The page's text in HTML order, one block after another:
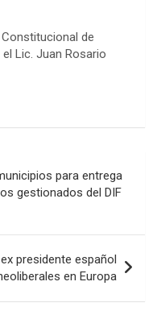
de
Lic. Juan Rosario
para entrega
gestionados del DIF
presidente español
en Europa